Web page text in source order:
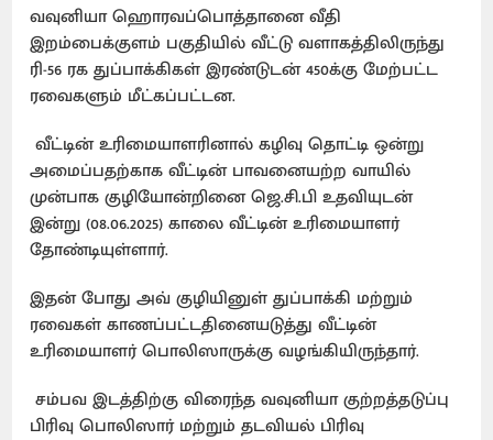
வவுனியா ஹொரவப்பொத்தானை வீதி
இறம்பைக்குளம் பகுதியில் வீட்டு வளாகத்திலிருந்து
ரி-56 ரக துப்பாக்கிகள் இரண்டுடன் 450க்கு மேற்பட்ட
ரவைகளும் மீட்கப்பட்டன.
வீட்டின் உரிமையாளரினால் கழிவு தொட்டி ஒன்று
அமைப்பதற்காக வீட்டின் பாவனையற்ற வாயில்
முன்பாக குழியோன்றினை ஜெ.சி.பி உதவியுடன்
இன்று (08.06.2025) காலை வீட்டின் உரிமையாளர்
தோண்டியுள்ளார்.
இதன் போது அவ் குழியினுள் துப்பாக்கி மற்றும்
ரவைகள் காணப்பட்டதினையடுத்து வீட்டின்
உரிமையாளர் பொலிஸாருக்கு வழங்கியிருந்தார்.
சம்பவ இடத்திற்கு விரைந்த வவுனியா குற்றத்தடுப்பு
பிரிவு பொலிஸார் மற்றும் தடவியல் பிரிவு